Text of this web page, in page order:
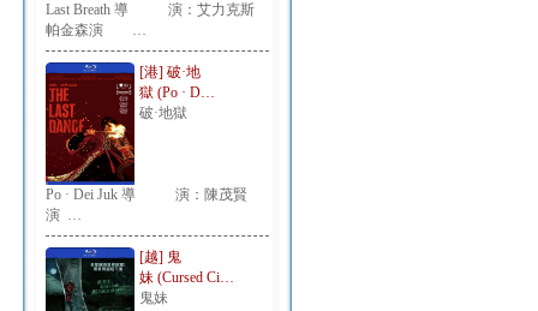
Last Breath 導 演：艾力克斯
帕金森演 …
[港] 破·地
獄 (Po · D…
破·地獄
Po · Dei Juk 導 演：陳茂賢
演 …
[越] 鬼
妹 (Cursed Ci…
鬼妹